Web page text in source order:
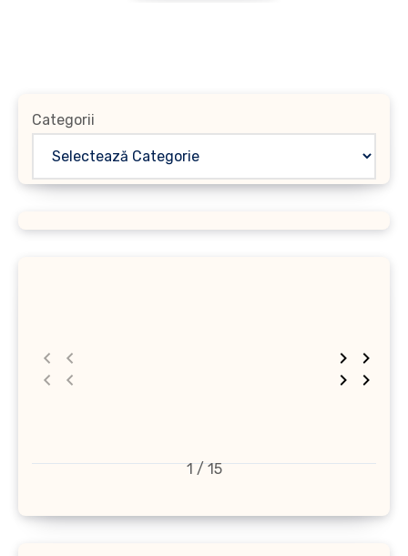
Categorii
1 / 15